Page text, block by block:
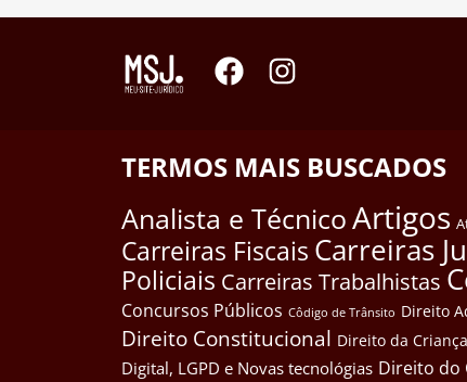
TERMOS MAIS BUSCADOS
Analista e TécnicoArtigos
Carreiras Fiscais Carreiras
Policiais Carreiras Trabalhistas
Concursos Públicos Côdigo de Trânsito Direito
Direito Constitucional Direito da
Digital, LGPD e Novas tecnológias Direito do